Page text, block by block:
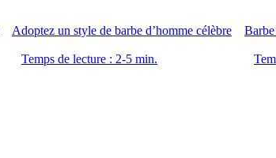
Adoptez un style de barbe d’homme célèbre
Temps de lecture : 2-5 min.